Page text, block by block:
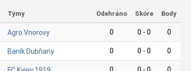
Týmy Odehráno Skóre Body
Agro Vnorovy 0 0 - 0 0
Baník Dubňany 0 0 - 0 0